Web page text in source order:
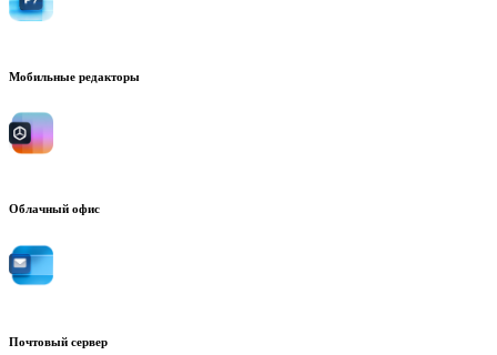
Мобильные редакторы
Облачный офис
Почтовый сервер